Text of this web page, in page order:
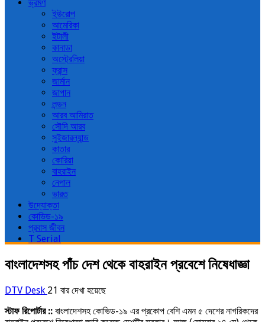
ভ্রমণ
ইউরোপ
আমেরিকা
ইটালী
কানাডা
অস্ট্রেলিয়া
ফ্রান্স
জার্মান
জাপান
লন্ডন
আরব আমিরাত
সৌদি আরব
সুইজারল্যান্ড
কাতার
কোরিয়া
বাহরাইন
নেপাল
ভারত
উদ্যোক্তা
কোভিড-১৯
প্রবাস জীবন
T Serial
বাংলাদেশসহ পাঁচ দেশ থেকে বাহরাইন প্রবেশে নিষেধাজ্ঞা
DTV Desk 21 বার দেখা হয়েছে
স্টাফ রিপোর্টার :: বাংলাদেশসহ কোভিড-১৯ এর প্রকোপ বেশি এমন ৫ দেশের নাগরিকদের